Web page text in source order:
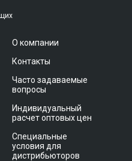
О компании
Контакты
Часто задаваемые
вопросы
Индивидуальный
расчет оптовых цен
Специальные
условия для
дистрибьюторов